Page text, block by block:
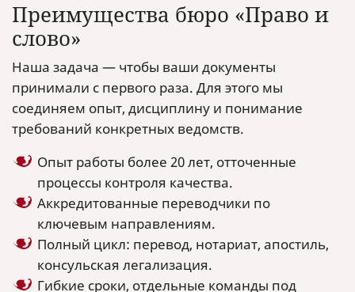
Преимущества бюро «Право и
слово»
Наша задача — чтобы ваши документы
принимали с первого раза. Для этого мы
соединяем опыт, дисциплину и понимание
требований конкретных ведомств.
Опыт работы более 20 лет, отточенные
процессы контроля качества.
Аккредитованные переводчики по
ключевым направлениям.
Полный цикл: перевод, нотариат, апостиль,
консульская легализация.
Гибкие сроки, отдельные команды под